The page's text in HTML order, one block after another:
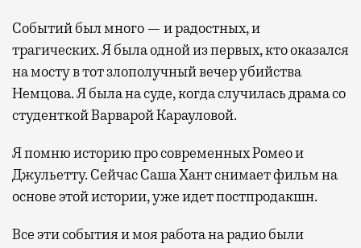
Событий был много — и радостных, и
трагических. Я была одной из первых, кто оказался
на мосту в тот злополучный вечер убийства
Немцова. Я была на суде, когда случилась драма со
студенткой Варварой Карауловой.
Я помню историю про современных Ромео и
Джульетту. Сейчас Саша Хант снимает фильм на
основе этой истории, уже идет постпродакшн.
Все эти события и моя работа на радио были